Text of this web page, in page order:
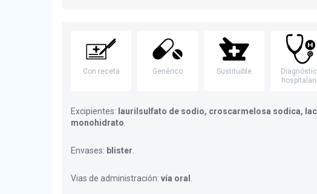
Con receta Genérico Sustituible
Excipientes: laurilsulfato de sodio, croscarmelosa sodica,
monohidrato
Envases: blister
Vias de administración: vía oral